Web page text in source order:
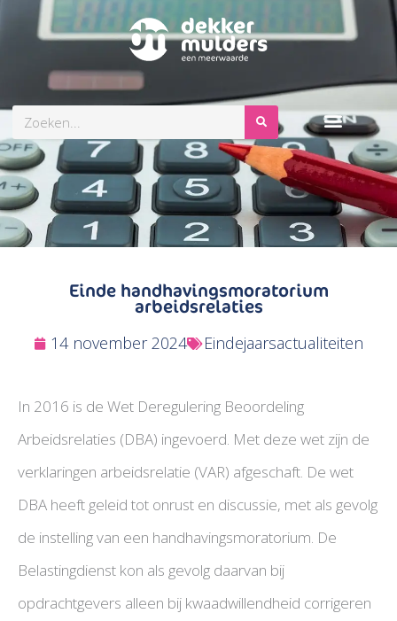
Zoeken
Einde handhavingsmoratorium
arbeidsrelaties
14 november 2024 Eindejaarsactualiteiten
In 2016 is de Wet Deregulering Beoordeling
Arbeidsrelaties (DBA) ingevoerd. Met deze wet zijn de
verklaringen arbeidsrelatie (VAR) afgeschaft. De wet
DBA heeft geleid tot onrust en discussie, met als gevolg
de instelling van een handhavingsmoratorium. De
Belastingdienst kon als gevolg daarvan bij
opdrachtgevers alleen bij kwaadwillendheid corrigeren